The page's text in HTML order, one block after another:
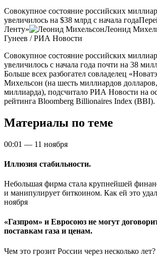
Совокупное состояние российских
увеличилось на $38 млрд с начала
Ленту»
Леонид
Гунеев / РИА Новости
Совокупное состояние российских
увеличилось с начала года почти на 38
Больше всех разбогател совладелец
Михельсон (на шесть миллиардов
миллиарда), подсчитало РИА Новости на
рейтинга Bloomberg Billionaires Index (BBI).
Материалы по теме
00:01 — 11 ноября
Иллюзия стабильности.
Небольшая фирма стала крупнейшей
и манипулирует биткоином. Как ей это
ноября
«Газпром» и Евросоюз не могут
поставкам газа и ценам.
Чем это грозит России через несколько лет?